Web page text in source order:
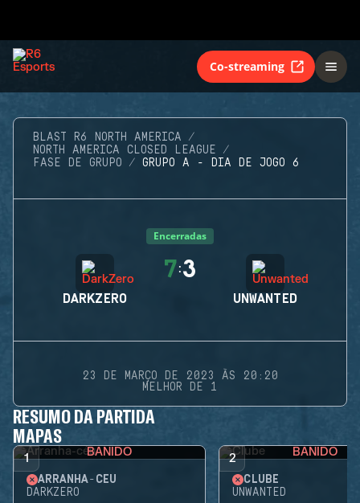
Co-streaming
BLAST R6 NORTH AMERICA
NORTH AMERICA CLOSED LEAGUE
FASE DE GRUPO
GRUPO A - DIA DE JOGO 6
Encerradas
DARKZERO
7:3
UNWANTED
23 DE MARÇO DE 2023 ÀS 20:20
MELHOR DE 1
RESUMO DA PARTIDA
MAPAS
1 BANIDO
ARRANHA-CÉU
DARKZERO
2 BANIDO
CLUBE
UNWANTED